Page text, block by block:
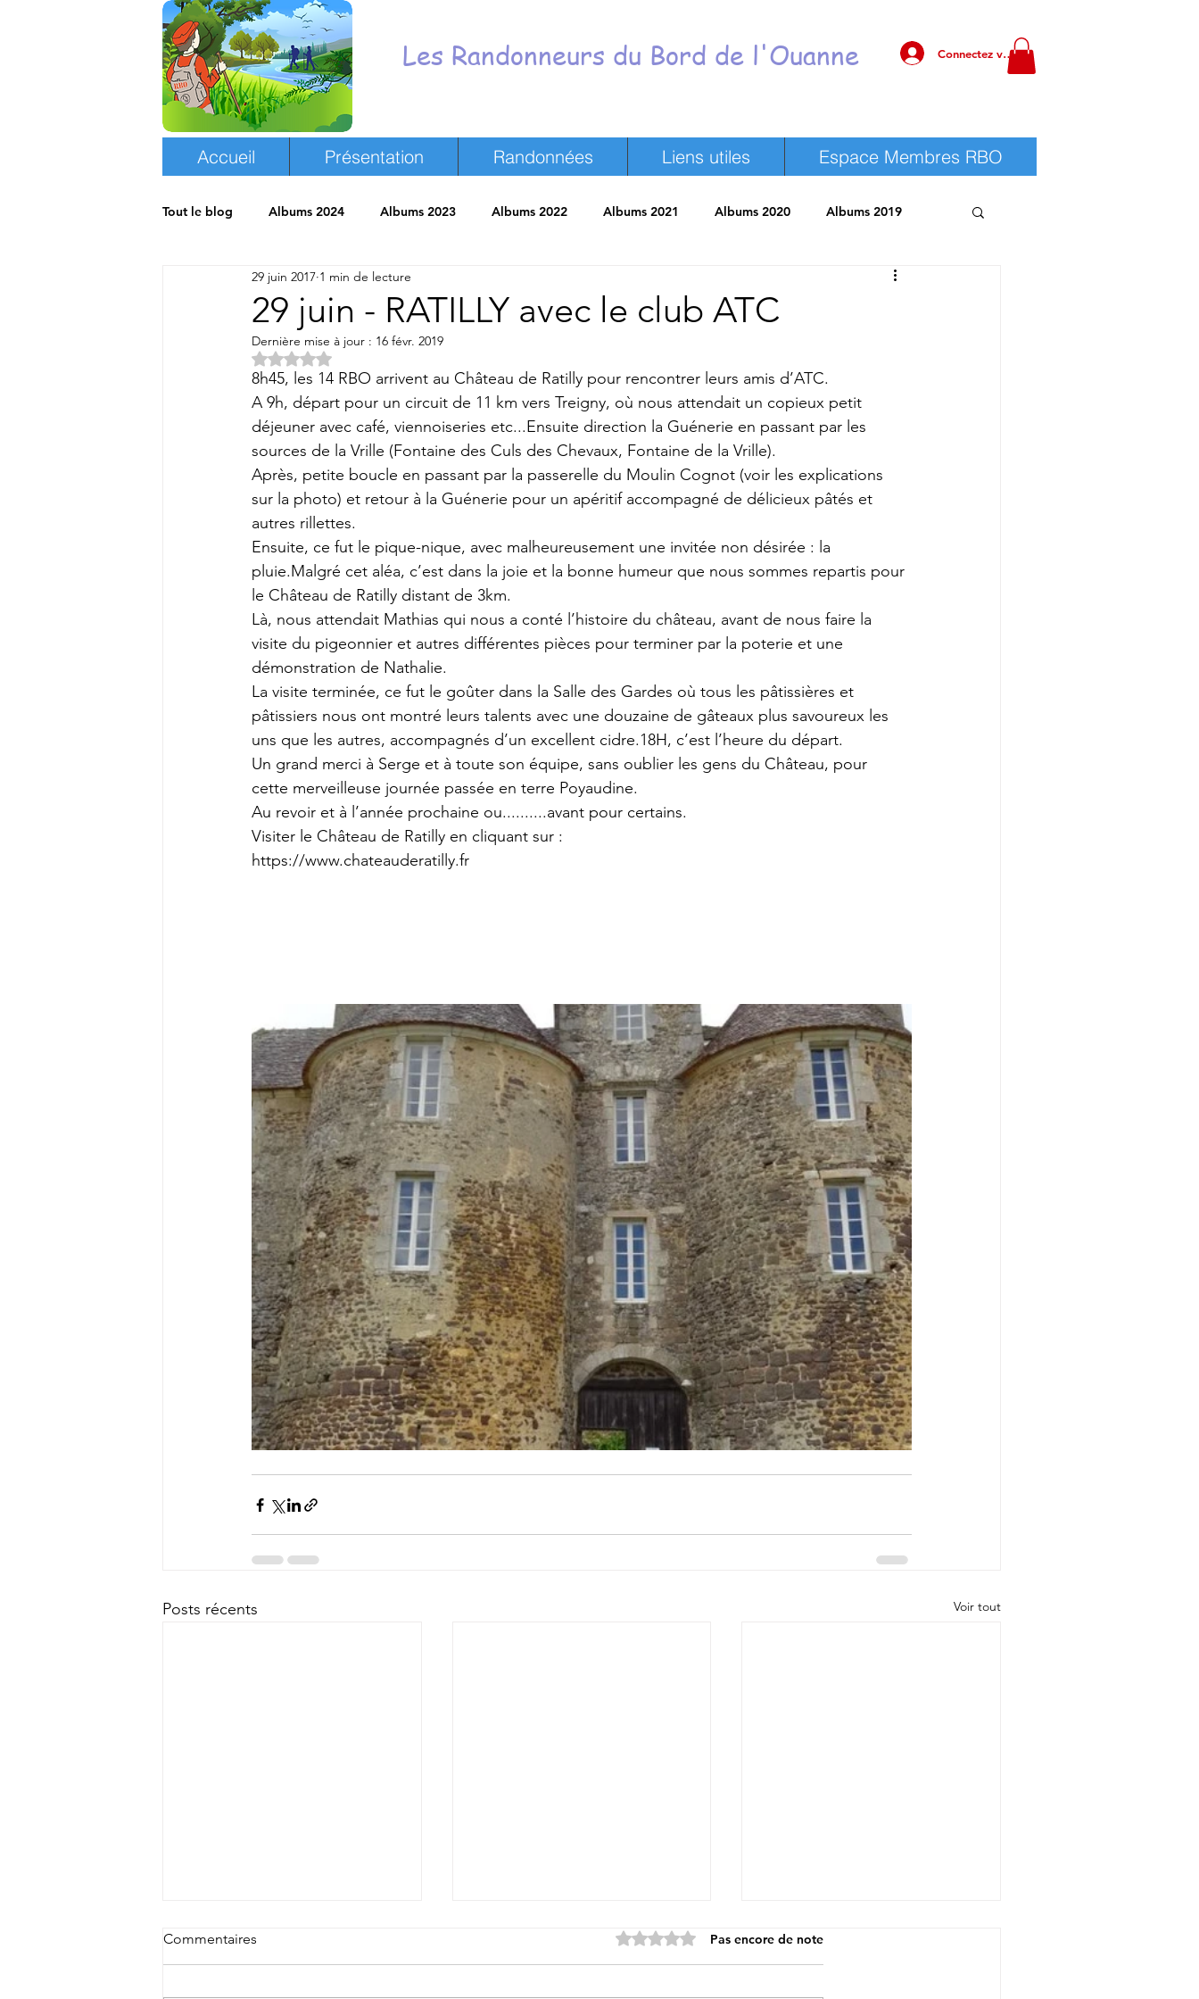
Les Randonneurs du Bord de l'Ouanne Connectez vous !
Accueil Présentation Randonnées Liens utiles Espace Membres RBO
Tout le blog Albums 2024 Albums 2023 Albums 2022 Albums 2021 Albums 2020 Albums 2019
Albums 2018 Espace randonneurs Albums 2025
29 juin - RATILLY avec le club ATC
29 juin 2017 1 min de lecture
Dernière mise à jour : 16 févr. 2019
Noté NaN étoiles sur 5.
8h45, les 14 RBO arrivent au Château de Ratilly pour rencontrer leurs amis d’ATC.
A 9h, départ pour un circuit de 11 km vers Treigny, où nous attendait un copieux petit
déjeuner avec café, viennoiseries etc...Ensuite direction la Guénerie en passant par les
sources de la Vrille (Fontaine des Culs des Chevaux, Fontaine de la Vrille).
Après, petite boucle en passant par la passerelle du Moulin Cognot (voir les explications
sur la photo) et retour à la Guénerie pour un apéritif accompagné de délicieux pâtés et
autres rillettes.
Ensuite, ce fut le pique-nique, avec malheureusement une invitée non désirée : la
pluie.Malgré cet aléa, c’est dans la joie et la bonne humeur que nous sommes repartis pour
le Château de Ratilly distant de 3km.
Là, nous attendait Mathias qui nous a conté l’histoire du château, avant de nous faire la
visite du pigeonnier et autres différentes pièces pour terminer par la poterie et une
démonstration de Nathalie.
La visite terminée, ce fut le goûter dans la Salle des Gardes où tous les pâtissières et
pâtissiers nous ont montré leurs talents avec une douzaine de gâteaux plus savoureux les
uns que les autres, accompagnés d’un excellent cidre.18H, c’est l’heure du départ.
Un grand merci à Serge et à toute son équipe, sans oublier les gens du Château, pour
cette merveilleuse journée passée en terre Poyaudine.
Au revoir et à l’année prochaine ou..........avant pour certains.
Visiter le Château de Ratilly en cliquant sur :
https://www.chateauderatilly.fr
Posts récents Voir tout
Commentaires Noté 0 étoile sur 5.Pas encore de note